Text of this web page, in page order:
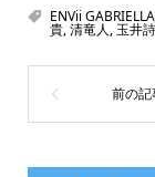
ENVii GABRIELLA
貴,清竜人, 玉井